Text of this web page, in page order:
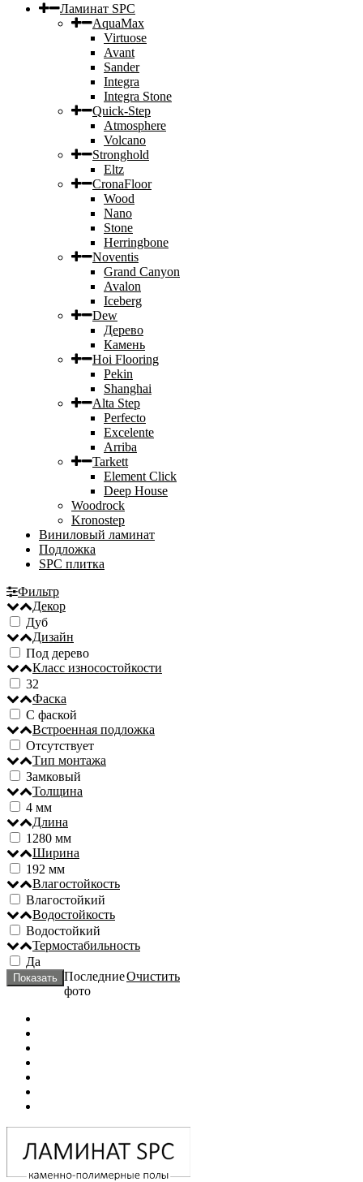
Ламинат SPC
AquaMax
Virtuose
Avant
Sander
Integra
Integra Stone
Quick-Step
Atmosphere
Volcano
Stronghold
Eltz
CronaFloor
Wood
Nano
Stone
Herringbone
Noventis
Grand Canyon
Avalon
Iceberg
Dew
Дерево
Камень
Hoi Flooring
Pekin
Shanghai
Alta Step
Perfecto
Excelente
Arriba
Tarkett
Element Click
Deep House
Woodrock
Kronostep
Виниловый ламинат
Подложка
SPC плитка
Фильтр
Декор
Дуб
Дизайн
Под дерево
Класс износостойкости
32
Фаска
С фаской
Встроенная подложка
Отсутствует
Тип монтажа
Замковый
Толщина
4 мм
Длина
1280 мм
Ширина
192 мм
Влагостойкость
Влагостойкий
Водостойкость
Водостойкий
Термостабильность
Да
Очистить
Последние
фото